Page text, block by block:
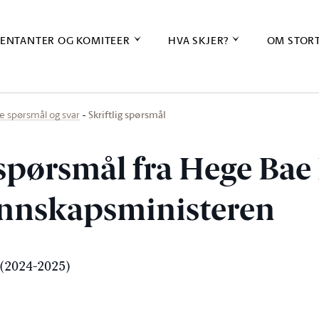
OG KOMITEER HVA SKJER? OM
spørsmål og svar Skriftlig spørsmål
fra Hege
2025)